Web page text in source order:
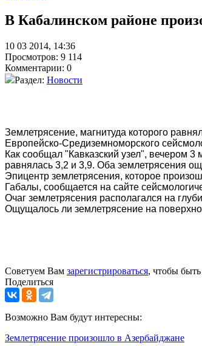
В Кабалинском районе
10 03 2014, 14:36
Просмотров: 9 114
Комментарии: 0
Раздел: Новости
Землетрясение, магнитуда которого
Европейско-Средиземноморского
Как сообщал "Кавказский узел", вечером
равнялась 3,2 и 3,9. Оба землетрясения
Эпицентр землетрясения, которое
Габалы, сообщается на сайте
Очаг землетрясения располагался на
Ощущалось ли землетрясение на
Советуем Вам зарегистрироваться, чтобы
Поделиться
Возможно Вам будут интересны:
Землетрясение произошло в Азербайджане